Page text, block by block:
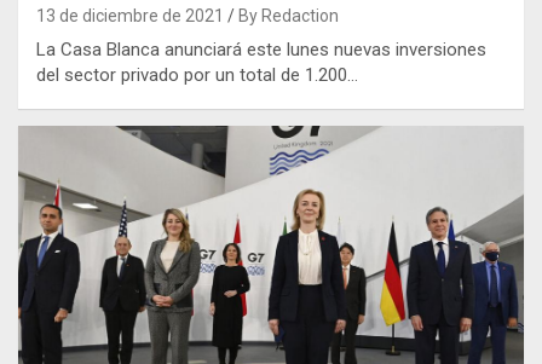
13 de diciembre de 2021 By Redaction
La Casa Blanca anunciará este lunes nuevas inversiones
del sector privado por un total de 1.200…